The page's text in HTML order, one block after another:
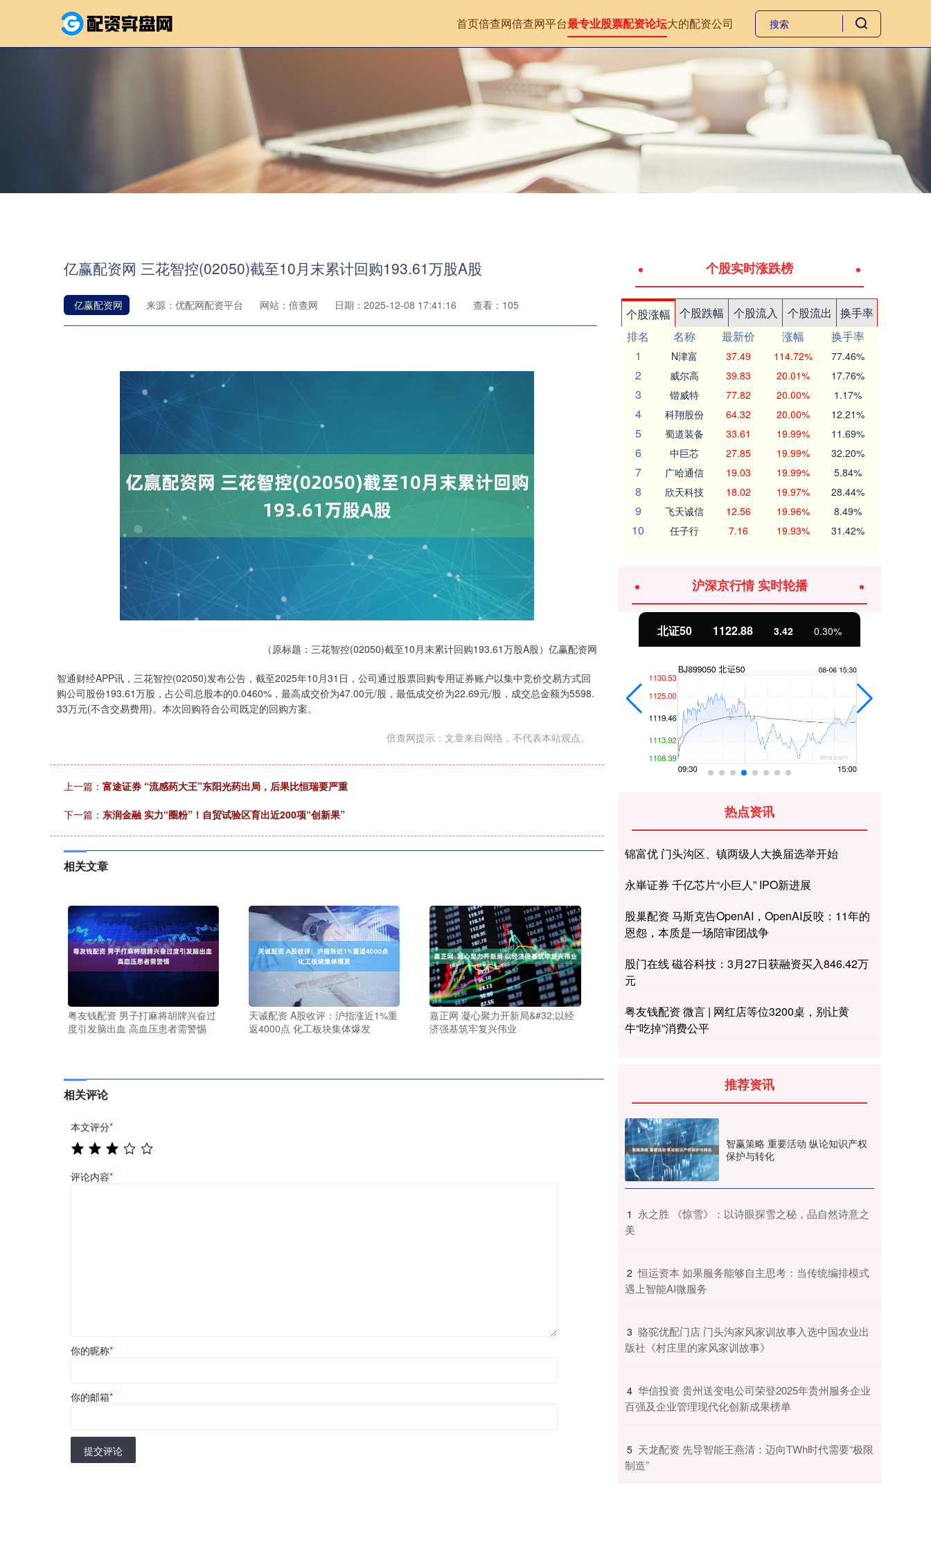
首页倍查网倍查网平台最专业股票配资论坛大的配资公司
亿赢配资网 三花智控(02050)截至10月末累计回购193.61万股A股
亿赢配资网 来源：优配网配资平台 网站：倍查网 日期：2025-12-08 17:41:16 查看：105
（原标题：三花智控(02050)截至10月末累计回购193.61万股A股）亿赢配资网
智通财经APP讯，三花智控(02050)发布公告，截至2025年10月31日，公司通过股票回购专用证券账户以集中竞价交易方式回
购公司股份193.61万股，占公司总股本的0.0460%，最高成交价为47.00元/股，最低成交价为22.69元/股，成交总金额为5598.
33万元(不含交易费用)。本次回购符合公司既定的回购方案。
倍查网提示：文章来自网络，不代表本站观点。
上一篇： 富途证券 “流感药大王”东阳光药出局，后果比恒瑞要严重
下一篇： 东润金融 实力“圈粉”！自贸试验区育出近200项“创新果”
相关文章
粤友钱配资 男子打麻将胡牌兴奋过
度引发脑出血 高血压患者需警惕
天诚配资 A股收评：沪指涨近1%重
返4000点 化工板块集体爆发
嘉正网 凝心聚力开新局&#32;以经
济强基筑牢复兴伟业
相关评论
本文评分*
评论内容*
你的昵称*
你的邮箱*
提交评论
个股实时涨跌榜
个股涨幅 个股跌幅 个股流入 个股流出
换手率
排名
名称 最新价 涨幅
换手率
1
N津富 37.49 114.72% 77.46%
2 威尔高 39.83 20.01% 17.76%
3 锴威特 77.82 20.00% 1.17%
4 科翔股份 64.32 20.00% 12.21%
5 蜀道装备 33.61 19.99% 11.69%
6 中巨芯 27.85 19.99% 32.20%
7 广哈通信 19.03 19.99% 5.84%
8 欣天科技 18.02 19.97% 28.44%
9 飞天诚信 12.56 19.96% 8.49%
10 任子行 7.16 19.93% 31.42%
沪深京行情 实时轮播
北证50 1122.88 3.42 0.30%
热点资讯
锦富优 门头沟区、镇两级人大换届选举开始
永崋证券 千亿芯片“小巨人” IPO新进展
股巢配资 马斯克告OpenAI，OpenAI反咬：11年的
恩怨，本质是一场陪审团战争
股门在线 磁谷科技：3月27日获融资买入846.42万
元
粤友钱配资 微言 | 网红店等位3200桌，别让黄
牛“吃掉”消费公平
推荐资讯
智赢策略 重要活动 纵论知识产权
保护与转化
1 ​永之胜 《惊雪》：以诗眼探雪之秘，品自然诗意之
美
2 ​恒运资本 如果服务能够自主思考：当传统编排模式
遇上智能AI微服务
3 ​骆驼优配门店 门头沟家风家训故事入选中国农业出
版社《村庄里的家风家训故事》
4 ​华信投资 贵州送变电公司荣登2025年贵州服务企业
百强及企业管理现代化创新成果榜单
5 ​天龙配资 先导智能王燕清：迈向TWh时代需要“极限
制造”